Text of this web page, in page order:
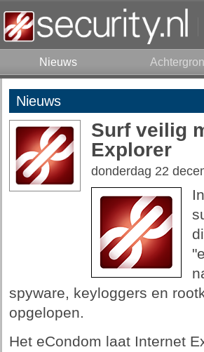
Nieuws
Nieuws
Surf veilig
Explorer
donderdag 22
spyware, keyloggers en
opgelopen.
Het eCondom laat Internet